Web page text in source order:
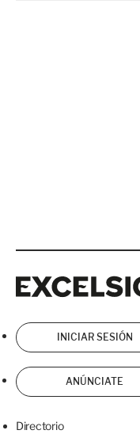
INICIAR SESIÓN
ANÚNCIATE
Directorio